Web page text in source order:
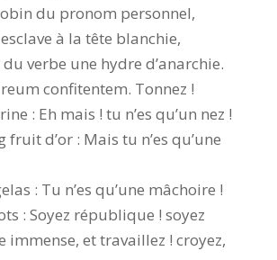
du pronom personnel,
à la tête blanchie,
verbe une hydre d’anarchie.
confitentem. Tonnez !
: Eh mais ! tu n’es qu’un nez !
fruit d’or : Mais tu n’es qu’une
: Tu n’es qu’une mâchoire !
: Soyez république ! soyez
immense, et travaillez ! croyez,